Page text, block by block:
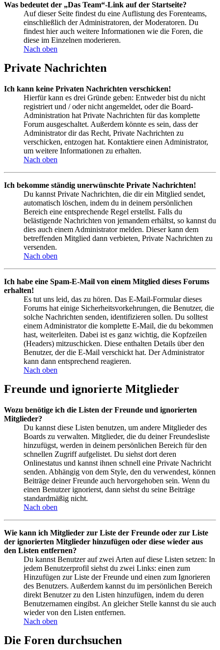
Was bedeutet der „Das Team“-Link auf der Startseite?
Auf dieser Seite findest du eine Auflistung des Forenteams,
einschließlich der Administratoren, der Moderatoren. Du
findest hier auch weitere Informationen wie die Foren, die
diese im Einzelnen moderieren.
Nach oben
Private Nachrichten
Ich kann keine Privaten Nachrichten verschicken!
Hierfür kann es drei Gründe geben: Entweder bist du nicht
registriert und / oder nicht angemeldet, oder die Board-
Administration hat Private Nachrichten für das komplette
Forum ausgeschaltet. Außerdem könnte es sein, dass der
Administrator dir das Recht, Private Nachrichten zu
verschicken, entzogen hat. Kontaktiere einen Administrator,
um weitere Informationen zu erhalten.
Nach oben
Ich bekomme ständig unerwünschte Private Nachrichten!
Du kannst Private Nachrichten, die dir ein Mitglied sendet,
automatisch löschen, indem du in deinem persönlichen
Bereich eine entsprechende Regel erstellst. Falls du
belästigende Nachrichten von jemandem erhältst, so kannst du
dies auch einem Administrator melden. Dieser kann dem
betreffenden Mitglied dann verbieten, Private Nachrichten zu
versenden.
Nach oben
Ich habe eine Spam-E-Mail von einem Mitglied dieses Forums
erhalten!
Es tut uns leid, das zu hören. Das E-Mail-Formular dieses
Forums hat einige Sicherheitsvorkehrungen, die Benutzer, die
solche Nachrichten senden, identifizieren sollen. Du solltest
einem Administrator die komplette E-Mail, die du bekommen
hast, weiterleiten. Dabei ist es ganz wichtig, die Kopfzeilen
(Headers) mitzuschicken. Diese enthalten Details über den
Benutzer, der die E-Mail verschickt hat. Der Administrator
kann dann entsprechend reagieren.
Nach oben
Freunde und ignorierte Mitglieder
Wozu benötige ich die Listen der Freunde und ignorierten
Mitglieder?
Du kannst diese Listen benutzen, um andere Mitglieder des
Boards zu verwalten. Mitglieder, die du deiner Freundesliste
hinzufügst, werden in deinem persönlichen Bereich für den
schnellen Zugriff aufgelistet. Du siehst dort deren
Onlinestatus und kannst ihnen schnell eine Private Nachricht
senden. Abhängig von dem Style, den du verwendest, können
Beiträge deiner Freunde auch hervorgehoben sein. Wenn du
einen Benutzer ignorierst, dann siehst du seine Beiträge
standardmäßig nicht.
Nach oben
Wie kann ich Mitglieder zur Liste der Freunde oder zur Liste
der ignorierten Mitglieder hinzufügen oder diese wieder aus
den Listen entfernen?
Du kannst Benutzer auf zwei Arten auf diese Listen setzen: In
jedem Benutzerprofil siehst du zwei Links: einen zum
Hinzufügen zur Liste der Freunde und einen zum Ignorieren
des Benutzers. Außerdem kannst du im persönlichen Bereich
direkt Benutzer zu den Listen hinzufügen, indem du deren
Benutzernamen eingibst. An gleicher Stelle kannst du sie auch
wieder von den Listen entfernen.
Nach oben
Die Foren durchsuchen